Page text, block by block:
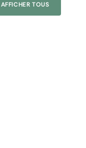
AFFICHER TOUS